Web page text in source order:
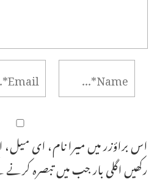
اس براؤزر میں میرا نام، ای
رکھیں اگلی بار جب میں تبصرہ